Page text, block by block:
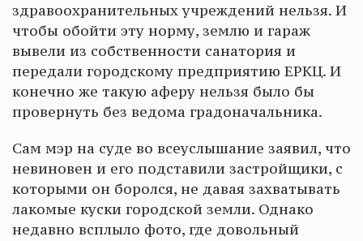
здравоохранительных учреждений нельзя. И
чтобы обойти эту норму, землю и гараж
вывели из собственности санатория и
передали городскому предприятию ЕРКЦ. И
конечно же такую аферу нельзя было бы
провернуть без ведома градоначальника.
Сам мэр на суде во всеуслышание заявил, что
невиновен и его подставили застройщики, с
которыми он боролся, не давая захватывать
лакомые куски городской земли. Однако
недавно всплыло фото, где довольный